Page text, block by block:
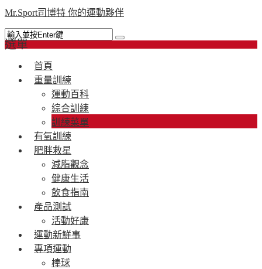
Mr.Sport司博特 你的運動夥伴
選單
首頁
重量訓練
運動百科
綜合訓練
訓練菜單
有氧訓練
肥胖救星
減脂觀念
健康生活
飲食指南
產品測試
活動好康
運動新鮮事
專項運動
棒球